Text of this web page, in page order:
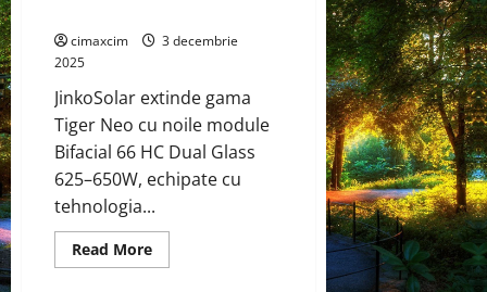
cimaxcim
3 decembrie
2025
JinkoSolar extinde gama
Tiger Neo cu noile module
Bifacial 66 HC Dual Glass
625–650W, echipate cu
tehnologia...
Read MoreRead
more